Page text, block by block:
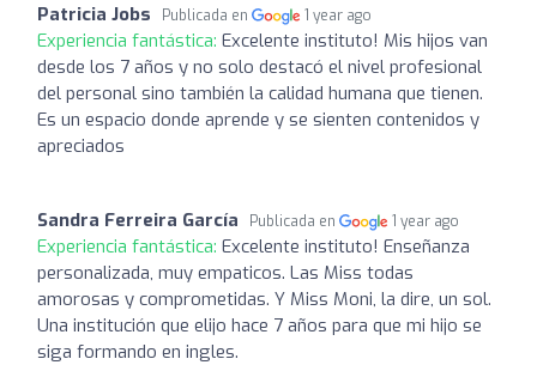
Patricia Jobs Publicada en 1 year ago
Experiencia fantástica: Excelente instituto! Mis hijos van
desde los 7 años y no solo destacó el nivel profesional
del personal sino también la calidad humana que tienen.
Es un espacio donde aprende y se sienten contenidos y
apreciados
Sandra Ferreira García Publicada en 1 year ago
Experiencia fantástica: Excelente instituto! Enseñanza
personalizada, muy empaticos. Las Miss todas
amorosas y comprometidas. Y Miss Moni, la dire, un sol.
Una institución que elijo hace 7 años para que mi hijo se
siga formando en ingles.